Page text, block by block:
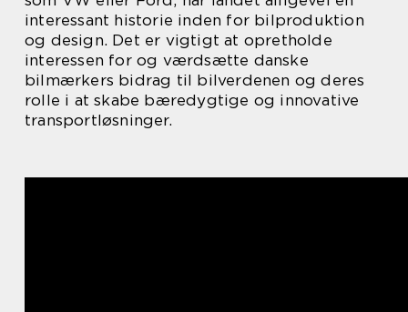
interessant historie inden for bilproduktion
og design. Det er vigtigt at opretholde
interessen for og værdsætte danske
bilmærkers bidrag til bilverdenen og deres
rolle i at skabe bæredygtige og innovative
transportløsninger.